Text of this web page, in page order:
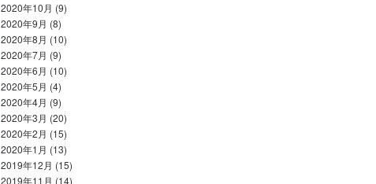
2020年10月 (9)
2020年9月 (8)
2020年8月 (10)
2020年7月 (9)
2020年6月 (10)
2020年5月 (4)
2020年4月 (9)
2020年3月 (20)
2020年2月 (15)
2020年1月 (13)
2019年12月 (15)
2019年11月 (14)